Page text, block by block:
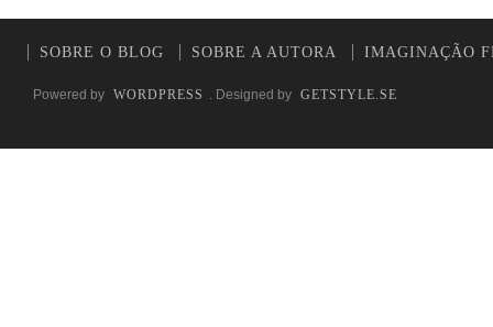
SOBRE O BLOG SOBRE A AUTORA IMAGINAÇÃO
Powered by WORDPRESS . Designed by GETSTYLE.SE